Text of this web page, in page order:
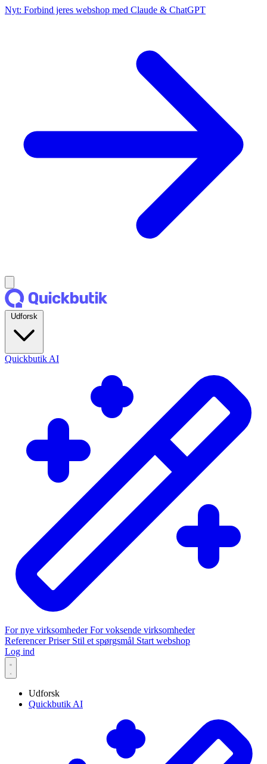
Nyt: Forbind jeres webshop med Claude & ChatGPT
Quickbutik AI
For nye virksomhederFor voksende virksomheder
ReferencerPriser Stil et spørgsmål Start webshop
Log ind
Udforsk
Quickbutik AI